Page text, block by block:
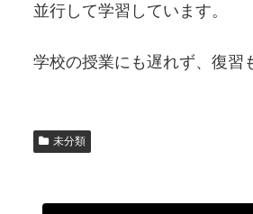
並行して学習しています。
学校の授業にも遅れず、復習
未分類